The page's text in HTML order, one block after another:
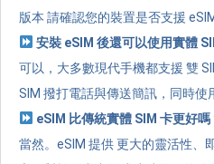
版本 請確認您的裝置是否支援
安裝 eSIM 後還可以使用實體
可以，大多數現代手機都支援 雙
SIM 撥打電話與傳送簡訊，同時使
eSIM 比傳統實體 SIM 卡更好嗎
當然。eSIM 提供 更大的靈活性、